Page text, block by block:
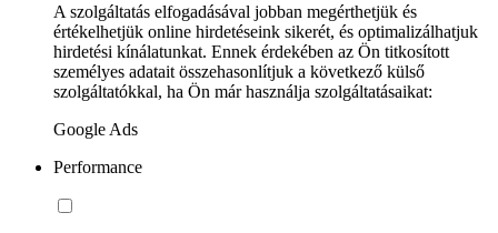
A szolgáltatás elfogadásával jobban megérthetjük és
értékelhetjük online hirdetéseink sikerét, és optimalizálhatjuk
hirdetési kínálatunkat. Ennek érdekében az Ön titkosított
személyes adatait összehasonlítjuk a következő külső
szolgáltatókkal, ha Ön már használja szolgáltatásaikat:
Google Ads
Performance